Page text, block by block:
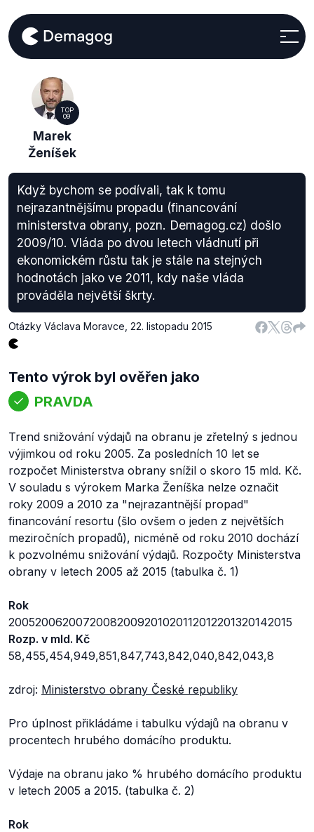
TOP
09
Marek
Ženíšek
Když bychom se podívali, tak k tomu
nejrazantnějšímu propadu (financování
ministerstva obrany, pozn. Demagog.cz) došlo
2009/10. Vláda po dvou letech vládnutí při
ekonomickém růstu tak je stále na stejných
hodnotách jako ve 2011, kdy naše vláda
prováděla největší škrty.
Otázky Václava Moravce 22. listopadu 2015
Tento výrok byl ověřen jako
PRAVDA
Trend snižování výdajů na obranu je zřetelný s jednou
výjimkou od roku 2005. Za posledních 10 let se
rozpočet Ministerstva obrany snížil o skoro 15 mld. Kč.
V souladu s výrokem Marka Ženíška nelze označit
roky 2009 a 2010 za "nejrazantnější propad"
financování resortu (šlo ovšem o jeden z největších
meziročních propadů), nicméně od roku 2010 dochází
k pozvolnému snižování výdajů. Rozpočty Ministerstva
obrany v letech 2005 až 2015 (tabulka č. 1)
Rok
20052006200720082009201020112012201320142015
Rozp. v mld. Kč
58,455,454,949,851,847,743,842,040,842,043,8
zdroj: Ministerstvo obrany České republiky
Pro úplnost přikládáme i tabulku výdajů na obranu v
procentech hrubého domácího produktu.
Výdaje na obranu jako % hrubého domácího produktu
v letech 2005 a 2015. (tabulka č. 2)
Rok